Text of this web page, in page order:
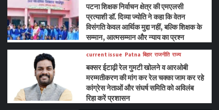
पटना शिक्षक निर्वाचन क्षेत्र की एमएलसी
प्रत्याशी डॉ. दिव्या ज्योति ने कहा कि वेतन
विसंगति केवल आर्थिक मुद्दा नहीं, बल्कि शिक्षक के
सम्मान, आत्मसम्मान और न्याय का प्रश्न
current issue Patna बिहार राजनीति राज्य
बक्सर ईटाढ़ी रेल गुमटी खोलने व आरओबी
मरम्मतीकरण की मांग कर रेल चक्का जाम कर रहे
कांग्रेस नेताओं और संघर्ष समिति को अविलंब
रिहा करें प्रशासन